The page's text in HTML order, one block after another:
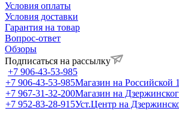
Условия оплаты
Условия доставки
Гарантия на товар
Вопрос-ответ
Обзоры
Подписаться на рассылку
+7 906-43-53-985
+7 906-43-53-985Магазин на Российской
+7 967-31-32-200Магазин на
+7 952-83-28-915Уст.Центр на